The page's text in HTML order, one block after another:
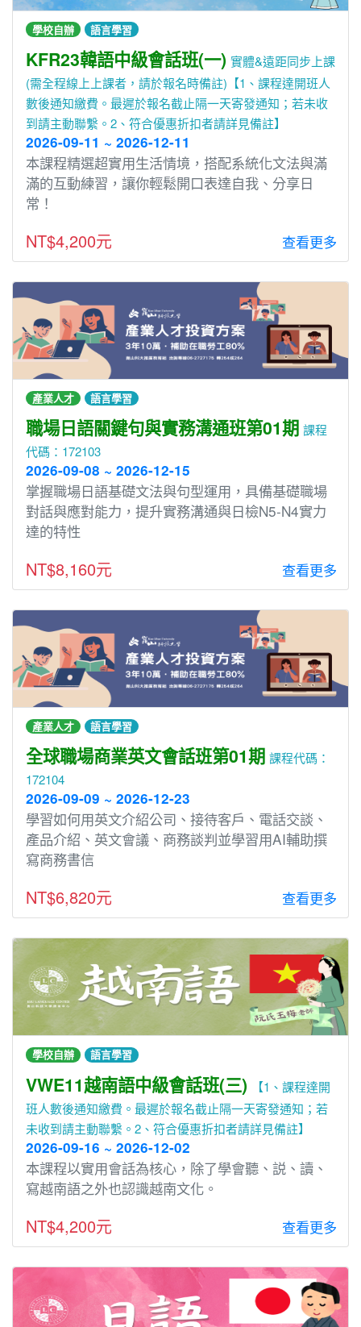
學校自辦 語言學習
KFR23韓語中級會話班(一) 實體&遠距同步上課
(需全程線上上課者，請於報名時備註)【1、課程達開班人
數後通知繳費。最遲於報名截止隔一天寄發通知；若未收
到請主動聯繫。2、符合優惠折扣者請詳見備註】
2026-09-11 ~ 2026-12-11
本課程精選超實用生活情境，搭配系統化文法與滿
滿的互動練習，讓你輕鬆開口表達自我、分享日
常！
NT$4,200元 查看更多
產業人才 語言學習
職場日語關鍵句與實務溝通班第01期 課程
代碼：172103
2026-09-08 ~ 2026-12-15
掌握職場日語基礎文法與句型運用，具備基礎職場
對話與應對能力，提升實務溝通與日檢N5-N4實力
達的特性
NT$8,160元 查看更多
產業人才 語言學習
全球職場商業英文會話班第01期 課程代碼：
172104
2026-09-09 ~ 2026-12-23
學習如何用英文介紹公司、接待客戶、電話交談、
產品介紹、英文會議、商務談判並學習用AI輔助撰
寫商務書信
NT$6,820元 查看更多
學校自辦 語言學習
VWE11越南語中級會話班(三)
【1、課程達開
班人數後通知繳費。最遲於報名截止隔一天寄發通知；若
未收到請主動聯繫。2、符合優惠折扣者請詳見備註】
2026-09-16 ~ 2026-12-02
本課程以實⽤會話為核⼼，除了學會聽、説、讀、
寫越南語之外也認識越南文化。
NT$4,200元 查看更多